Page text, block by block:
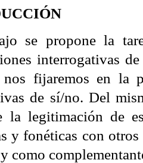
se propone la
interrogativas
nos fijaremos en la
de sí/no. Del
la legitimación de
y fonéticas con
como